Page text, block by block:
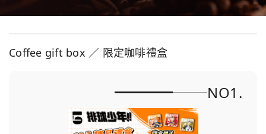
Coffee gift box ／ 限定咖啡禮盒
NO1.